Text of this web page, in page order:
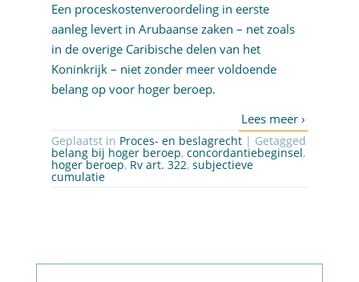
Een proceskostenveroordeling in eerste
aanleg levert in Arubaanse zaken – net zoals
in de overige Caribische delen van het
Koninkrijk – niet zonder meer voldoende
belang op voor hoger beroep.
Geplaatst in Proces- en beslagrecht | Getagged
belang bij hoger beroep, concordantiebeginsel,
hoger beroep, Rv art. 322, subjectieve
cumulatie